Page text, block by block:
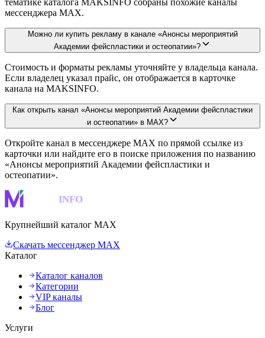
мессенджера MAX.
Можно ли купить рекламу в канале «Анонсы мероприятий
Академии фейспластики и остеопатии»?
Стоимость и форматы рекламы уточняйте у владельца канала.
Если владелец указал прайс, он отображается в карточке
канала на MAKSINFO.
Как открыть канал «Анонсы мероприятий Академии фейспластики
и остеопатии» в MAX?
Откройте канал в мессенджере MAX по прямой ссылке из
карточки или найдите его в поиске приложения по названию
«Анонсы мероприятий Академии фейспластики и
остеопатии».
INFO
Крупнейший каталог MAX
Скачать мессенджер MAX
Каталог
Каталог каналов
Категории
VIP каналы
Блог
Услуги